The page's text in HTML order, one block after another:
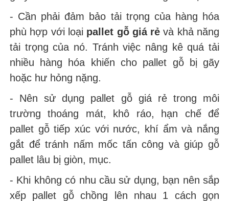
- Cần phải đảm bảo tải trọng của hàng hóa
phù hợp với loại pallet gỗ giá rẻ và khả năng
tải trọng của nó. Tránh việc nâng kê quá tải
nhiều hàng hóa khiến cho pallet gỗ bị gãy
hoặc hư hỏng nặng.
- Nên sử dụng pallet gỗ giá rẻ trong môi
trường thoáng mát, khô ráo, hạn chế để
pallet gỗ tiếp xúc với nước, khí ẩm và nắng
gắt để tránh nấm mốc tấn công và giúp gỗ
pallet lâu bị giòn, mục.
- Khi không có nhu cầu sử dụng, bạn nên sắp
xếp pallet gỗ chồng lên nhau 1 cách gọn